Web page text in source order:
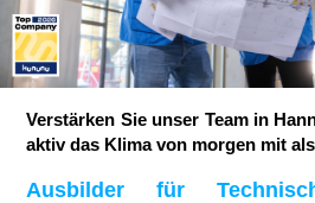
Verstärken Sie unser Team in
aktiv das Klima von morgen mit als
Ausbilder für